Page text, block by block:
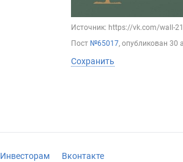
Источник: https://vk.com/wall-
Пост №65017, опубликован 30
Сохранить
Инвесторам Вконтакте